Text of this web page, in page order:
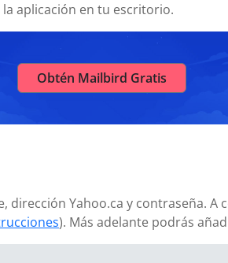
aplicación en tu escritorio.
Obtén Mailbird Gratis
Yahoo.ca y contraseña. A
). Más adelante podrás